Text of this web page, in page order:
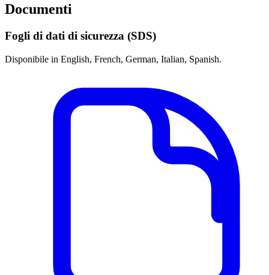
Documenti
Fogli di dati di sicurezza (SDS)
Disponibile in English, French, German, Italian, Spanish.